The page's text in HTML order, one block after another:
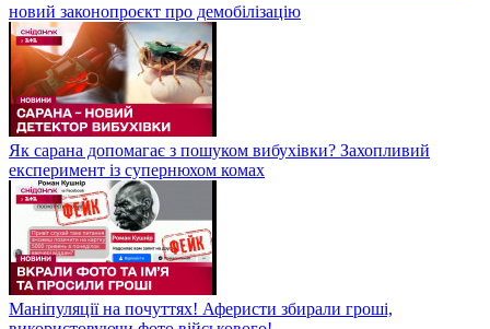
новий законопроєкт про демобілізацію
Як сарана допомагає з пошуком вибухівки? Захопливий
експеримент із супернюхом комах
Маніпуляції на почуттях! Аферисти збирали гроші,